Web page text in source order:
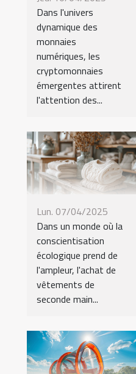
Dans l'univers
dynamique des
monnaies
numériques, les
cryptomonnaies
émergentes attirent
l'attention des...
Lun. 07/04/2025
Dans un monde où la
conscientisation
écologique prend de
l'ampleur, l'achat de
vêtements de
seconde main...